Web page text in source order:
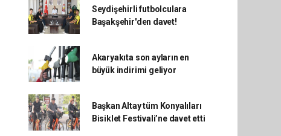
Seydişehirli futbolculara
Başakşehir'den davet!
Akaryakıta son ayların en
büyük indirimi geliyor
Başkan Altay tüm Konyalıları
Bisiklet Festivali’ne davet etti